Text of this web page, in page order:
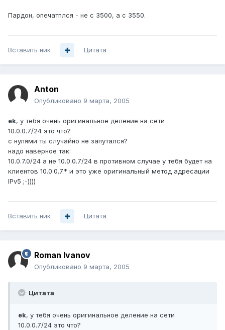
Пардон, опечатплся - не с 3500, а с 3550.
Вставить ник Цитата
Anton
Опубликовано 9 марта, 2005
ek, у тебя очень оригинальное деление на сети
10.0.0.7/24 это что?
с нулями ты случайно не запутался?
надо наверное так:
10.0.7.0/24 а не 10.0.0.7/24 в противном случае у тебя будет на
клиентов 10.0.0.7.* и это уже оригинальный метод адресации
IPv5 ;-))))
Вставить ник Цитата
Roman Ivanov
Опубликовано 9 марта, 2005
Цитата
ek, у тебя очень оригинальное деление на сети
10.0.0.7/24 это что?